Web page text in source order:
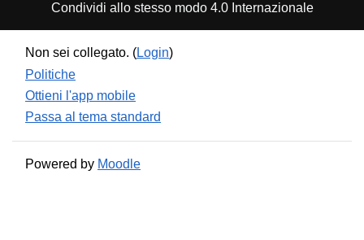
Condividi allo stesso modo 4.0 Internazionale
Non sei collegato. (Login)
Politiche
Ottieni l'app mobile
Passa al tema standard
Powered by Moodle